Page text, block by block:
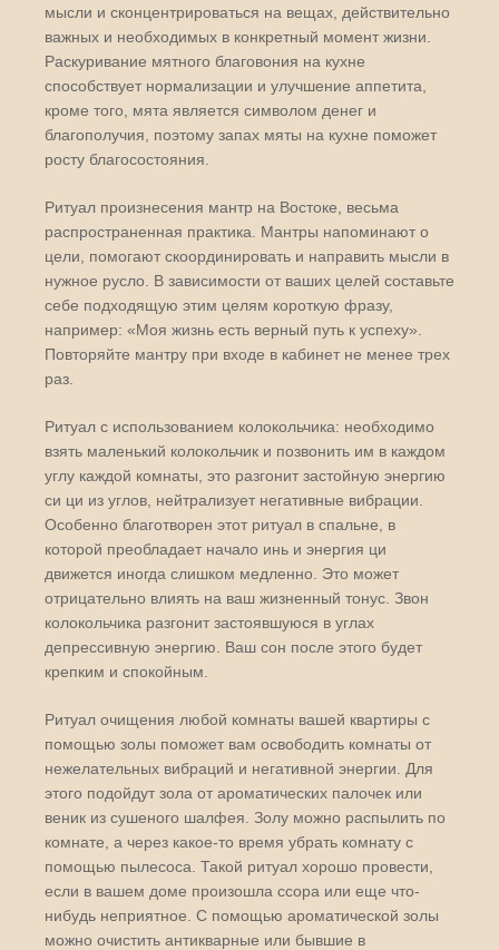
мысли и сконцентрироваться на вещах, действительно
важных и необходимых в конкретный момент жизни.
Раскуривание мятного благовония на кухне
способствует нормализации и улучшение аппетита,
кроме того, мята является символом денег и
благополучия, поэтому запах мяты на кухне поможет
росту благосостояния.
Ритуал произнесения мантр на Востоке, весьма
распространенная практика. Мантры напоминают о
цели, помогают скоординировать и направить мысли в
нужное русло. В зависимости от ваших целей составьте
себе подходящую этим целям короткую фразу,
например: «Моя жизнь есть верный путь к успеху».
Повторяйте мантру при входе в кабинет не менее трех
раз.
Ритуал с использованием колокольчика: необходимо
взять маленький колокольчик и позвонить им в каждом
углу каждой комнаты, это разгонит застойную энергию
си ци из углов, нейтрализует негативные вибрации.
Особенно благотворен этот ритуал в спальне, в
которой преобладает начало инь и энергия ци
движется иногда слишком медленно. Это может
отрицательно влиять на ваш жизненный тонус. Звон
колокольчика разгонит застоявшуюся в углах
депрессивную энергию. Ваш сон после этого будет
крепким и спокойным.
Ритуал очищения любой комнаты вашей квартиры с
помощью золы поможет вам освободить комнаты от
нежелательных вибраций и негативной энергии. Для
этого подойдут зола от ароматических палочек или
веник из сушеного шалфея. Золу можно распылить по
комнате, а через какое-то время убрать комнату с
помощью пылесоса. Такой ритуал хорошо провести,
если в вашем доме произошла ссора или еще что-
нибудь неприятное. С помощью ароматической золы
можно очистить антикварные или бывшие в